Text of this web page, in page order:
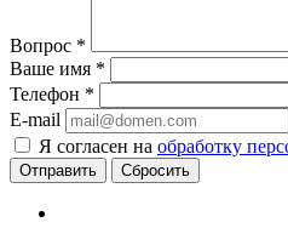
Вопрос *
Ваше имя *
Телефон *
E-mail
Я согласен на обработку
Сбросить